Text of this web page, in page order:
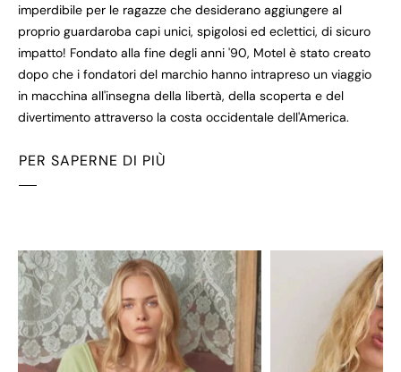
imperdibile per le ragazze che desiderano aggiungere al
proprio guardaroba capi unici, spigolosi ed eclettici, di sicuro
impatto! Fondato alla fine degli anni '90, Motel è stato creato
dopo che i fondatori del marchio hanno intrapreso un viaggio
in macchina all'insegna della libertà, della scoperta e del
divertimento attraverso la costa occidentale dell'America.
PER SAPERNE DI PIÙ